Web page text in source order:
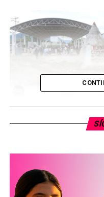
Toño Ixtláhuac refirió
presidente da
demarcación, con esta